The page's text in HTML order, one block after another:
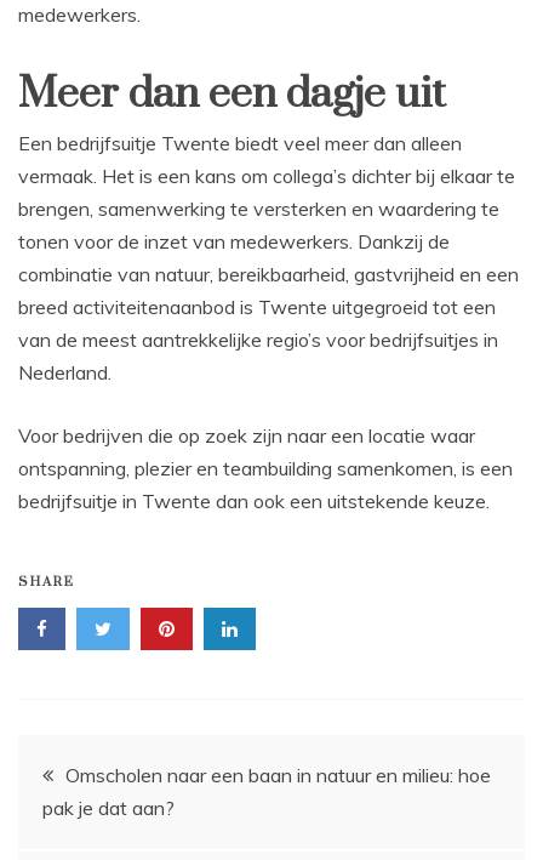
medewerkers.
Meer dan een dagje uit
Een bedrijfsuitje Twente biedt veel meer dan alleen
vermaak. Het is een kans om collega’s dichter bij elkaar te
brengen, samenwerking te versterken en waardering te
tonen voor de inzet van medewerkers. Dankzij de
combinatie van natuur, bereikbaarheid, gastvrijheid en een
breed activiteitenaanbod is Twente uitgegroeid tot een
van de meest aantrekkelijke regio’s voor bedrijfsuitjes in
Nederland.
Voor bedrijven die op zoek zijn naar een locatie waar
ontspanning, plezier en teambuilding samenkomen, is een
bedrijfsuitje in Twente dan ook een uitstekende keuze.
SHARE
Bericht
navigatie
Omscholen naar een baan in natuur en milieu: hoe
pak je dat aan?